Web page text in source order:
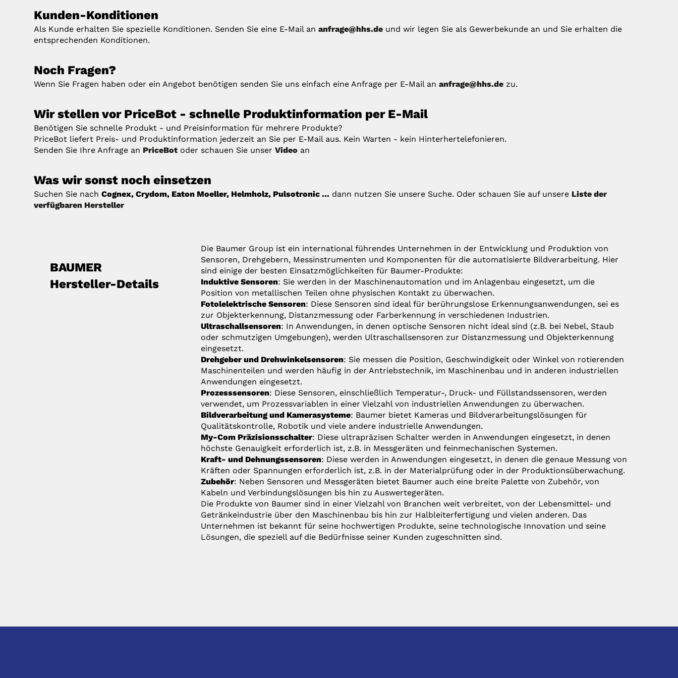
Kunden-Konditionen
Als Kunde erhalten Sie spezielle Konditionen. Senden Sie eine E-Mail ananfrage@hhs.de und wir legen Sie als Gewerbekunde an und Sie erhalten die
entsprechenden Konditionen.
Noch Fragen?
Wenn Sie Fragen haben oder ein Angebot benötigen senden Sie uns einfach eine Anfrage per E-Mail ananfrage@hhs.de zu.
Wir stellen vor PriceBot - schnelle Produktinformation per E-Mail
Benötigen Sie schnelle Produkt - und Preisinformation für mehrere Produkte?
PriceBot liefert Preis- und Produktinformation jederzeit an Sie per E-Mail aus. Kein Warten - kein Hinterhertelefonieren.
Senden Sie Ihre Anfrage an PriceBot oder schauen Sie unserVideo an
Was wir sonst noch einsetzen
Suchen Sie nachCognex, Crydom, Eaton Moeller, Helmholz, Pulsotronic ... dann nutzen Sie unsere Suche. Oder schauen Sie auf unsere Liste der
verfügbaren Hersteller
BAUMER
Hersteller-Details
Die Baumer Group ist ein international führendes Unternehmen in der Entwicklung und Produktion von
Sensoren, Drehgebern, Messinstrumenten und Komponenten für die automatisierte Bildverarbeitung. Hier
sind einige der besten Einsatzmöglichkeiten für Baumer-Produkte:
Induktive Sensoren: Sie werden in der Maschinenautomation und im Anlagenbau eingesetzt, um die
Position von metallischen Teilen ohne physischen Kontakt zu überwachen.
Fotolelektrische Sensoren: Diese Sensoren sind ideal für berührungslose Erkennungsanwendungen, sei es
zur Objekterkennung, Distanzmessung oder Farberkennung in verschiedenen Industrien.
Ultraschallsensoren: In Anwendungen, in denen optische Sensoren nicht ideal sind (z.B. bei Nebel, Staub
oder schmutzigen Umgebungen), werden Ultraschallsensoren zur Distanzmessung und Objekterkennung
eingesetzt.
Drehgeber und Drehwinkelsensoren: Sie messen die Position, Geschwindigkeit oder Winkel von rotierenden
Maschinenteilen und werden häufig in der Antriebstechnik, im Maschinenbau und in anderen industriellen
Anwendungen eingesetzt.
Prozesssensoren: Diese Sensoren, einschließlich Temperatur-, Druck- und Füllstandssensoren, werden
verwendet, um Prozessvariablen in einer Vielzahl von industriellen Anwendungen zu überwachen.
Bildverarbeitung und Kamerasysteme: Baumer bietet Kameras und Bildverarbeitungslösungen für
Qualitätskontrolle, Robotik und viele andere industrielle Anwendungen.
My-Com Präzisionsschalter: Diese ultrapräzisen Schalter werden in Anwendungen eingesetzt, in denen
höchste Genauigkeit erforderlich ist, z.B. in Messgeräten und feinmechanischen Systemen.
Kraft- und Dehnungssensoren: Diese werden in Anwendungen eingesetzt, in denen die genaue Messung von
Kräften oder Spannungen erforderlich ist, z.B. in der Materialprüfung oder in der Produktionsüberwachung.
Zubehör: Neben Sensoren und Messgeräten bietet Baumer auch eine breite Palette von Zubehör, von
Kabeln und Verbindungslösungen bis hin zu Auswertegeräten.
Die Produkte von Baumer sind in einer Vielzahl von Branchen weit verbreitet, von der Lebensmittel- und
Getränkeindustrie über den Maschinenbau bis hin zur Halbleiterfertigung und vielen anderen. Das
Unternehmen ist bekannt für seine hochwertigen Produkte, seine technologische Innovation und seine
Lösungen, die speziell auf die Bedürfnisse seiner Kunden zugeschnitten sind.